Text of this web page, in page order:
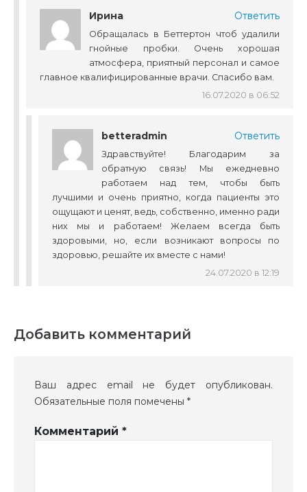
Ирина Ответить
Обращалась в Беттертон чтоб удалили
гнойные пробки. Очень хорошая
атмосфера, приятный персонал и самое
главное квалифицированные врачи. Спасибо вам.
16.07.2020 в 06:52
betteradmin Ответить
Здравствуйте! Благодарим за
обратную связь! Мы ежедневно
работаем над тем, чтобы быть
лучшими и очень приятно, когда пациенты это
ощущают и ценят, ведь, собственно, именно ради
них мы и работаем! Желаем всегда быть
здоровыми, но, если возникают вопросы по
здоровью, решайте их вместе с нами!
24.07.2020 в 12:19
Добавить комментарий
Ваш адрес email не будет опубликован.
Обязательные поля помечены *
Комментарий *